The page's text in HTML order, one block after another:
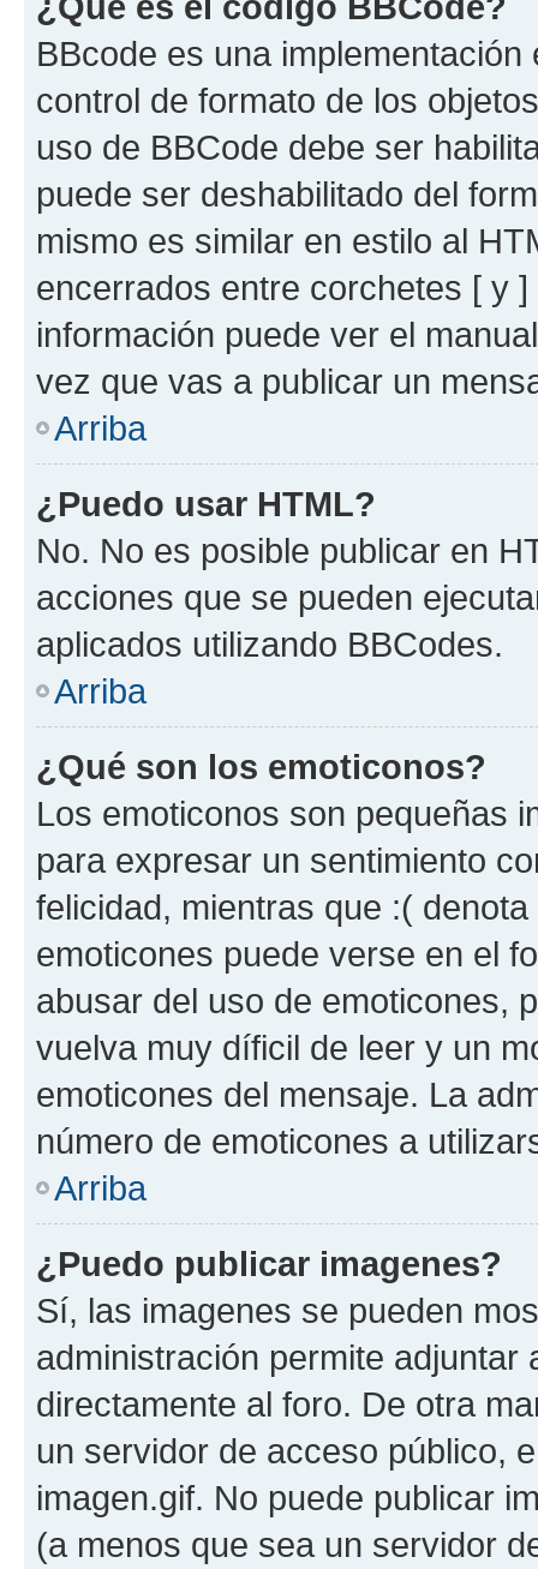
BBcode es una
control de formato de los
uso de BBCode debe ser
puede ser deshabilitado del
mismo es similar en estilo al
encerrados entre corchetes [ y
información puede ver el
vez que vas a publicar un
Arriba
¿Puedo usar HTML?
No. No es posible publicar en
acciones que se pueden
aplicados utilizando BBCodes.
Arriba
¿Qué son los emoticonos?
Los emoticonos son pequeñas
para expresar un sentimiento
felicidad, mientras que :(
emoticones puede verse en el
abusar del uso de emoticones,
vuelva muy díficil de leer y un
emoticones del mensaje. La
número de emoticones a
Arriba
¿Puedo publicar imagenes?
Sí, las imagenes se pueden
administración permite
directamente al foro. De otra
un servidor de acceso público,
imagen.gif. No puede publicar
(a menos que sea un servidor